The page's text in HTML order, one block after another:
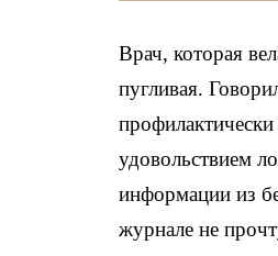
Врач, которая
пугливая.
удовольствием
информации из
журнале не